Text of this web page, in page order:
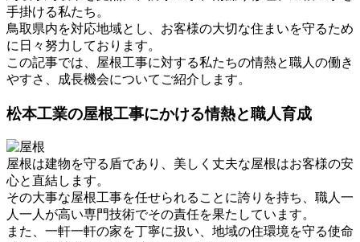
手掛ける私たち。
鳥取県内を対応地域とし、お客様の大切な住まいを守るため
に日々努力しております。
この記事では、屋根工事に対する私たちの情熱と職人の働き
やすさ、成長機会についてご紹介します。
松本工業の屋根工事にかける情熱と職人育成
屋根は建物を守る盾であり、美しく丈夫な屋根はお客様の安
心と直結します。
その大事な屋根工事を任せられることに誇りを持ち、職人一
人一人が高い専門技術でその責任を果たしています。
また、一軒一軒の家を丁寧に扱い、地域の住環境を守る使命